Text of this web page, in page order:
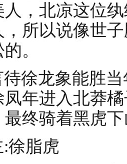
，北凉这位
所以说像世
。
徐龙象能胜
年进入北莽
终骑着黑虎
徐脂虎